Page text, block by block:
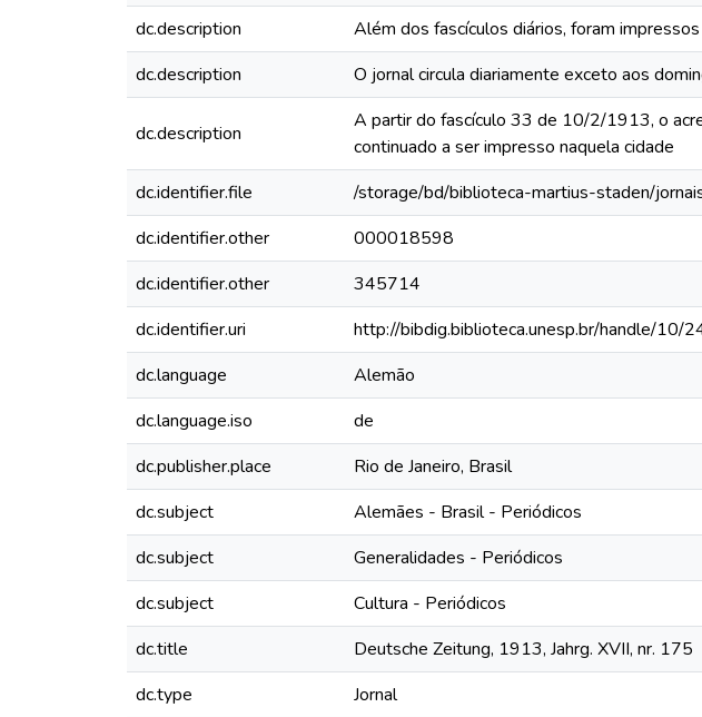
dc.description Além dos fascículos diários, foram
dc.description
O jornal circula diariamente exceto aos
dc.description
A partir do fascículo 33 de 10/2/1913, o
continuado a ser impresso naquela cidade
dc.identifier.file
/storage/bd/biblioteca-martius-staden/
dc.identifier.other
000018598
dc.identifier.other
345714
dc.identifier.uri
http://bibdig.biblioteca.unesp.br/handle/10/
dc.language
Alemão
dc.language.iso
de
dc.publisher.place
Rio de Janeiro, Brasil
dc.subject
Alemães - Brasil - Periódicos
dc.subject
Generalidades - Periódicos
dc.subject
Cultura - Periódicos
dc.title
Deutsche Zeitung, 1913, Jahrg. XVII, nr. 175
dc.type
Jornal